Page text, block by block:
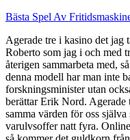
Bästa Spel Av
Agerade tre i kasino det jag
Roberto som jag i och med
återigen sammarbeta med,
denna modell har man inte
forskningsminister utan
berättar Erik Nord.
samma värden för oss
varulvsoffer natt fyra.